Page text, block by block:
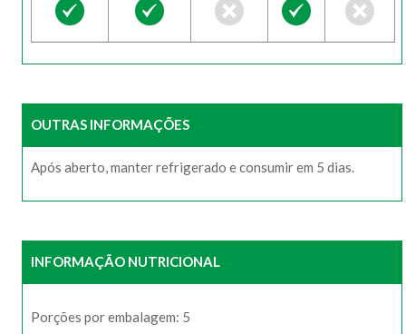
OUTRAS INFORMAÇÕES
Após aberto, manter refrigerado e consumir em 5 dias.
INFORMAÇÃO NUTRICIONAL
Porções por embalagem: 5